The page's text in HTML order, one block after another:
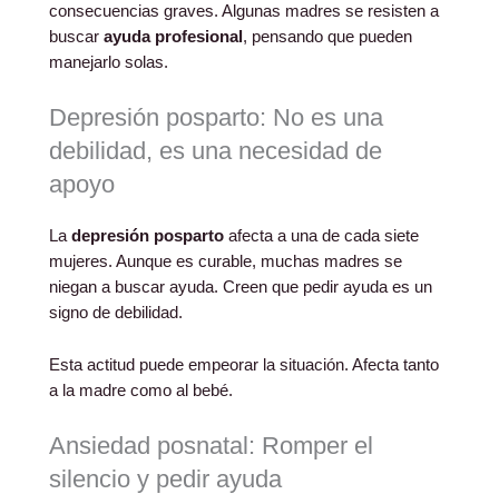
consecuencias graves. Algunas madres se resisten a
buscar ayuda profesional , pensando que pueden
manejarlo solas.
Depresión posparto: No es una
debilidad, es una necesidad de
apoyo
La depresión posparto afecta a una de cada siete
mujeres. Aunque es curable, muchas madres se
niegan a buscar ayuda. Creen que pedir ayuda es un
signo de debilidad.
Esta actitud puede empeorar la situación. Afecta tanto
a la madre como al bebé.
Ansiedad posnatal: Romper el
silencio y pedir ayuda